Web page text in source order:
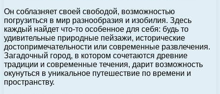
Он соблазняет своей свободой, возможностью
погрузиться в мир разнообразия и изобилия. Здесь
каждый найдет что-то особенное для себя: будь то
удивительные природные пейзажи, исторические
достопримечательности или современные развлечения.
Загадочный город, в котором сочетаются древние
традиции и современные течения, дарит возможность
окунуться в уникальное путешествие по времени и
пространству.